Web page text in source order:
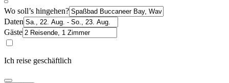
Wo soll’s hingehen?
Daten
Gäste
Ich reise geschäftlich